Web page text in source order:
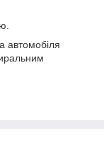
автомобіля